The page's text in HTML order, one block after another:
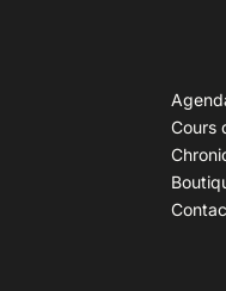
Cours